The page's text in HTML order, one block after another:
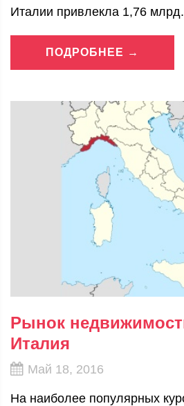
Италии привлекла 1,76 млрд.
ПОДРОБНЕЕ →
Рынок
Италия
Май 18, 2016
На наиболее популярных